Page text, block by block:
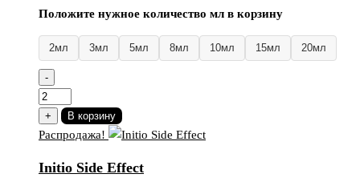
Положите нужное количество мл в корзину
2мл 3мл 5мл 8мл 10мл 15мл 20мл
-
Количество
товара
Initio
Effect
+ В корзину
Распродажа!
Initio Side Effect